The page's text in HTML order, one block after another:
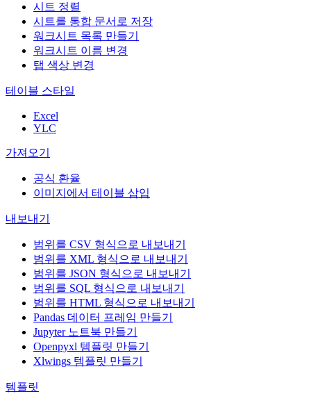
시트 정렬
시트를 통합 문서로 저장
워크시트 목록 만들기
워크시트 이름 변경
탭 색상 변경
테이블 스타일
Excel
YLC
가져오기
공식 환율
이미지에서 테이블 삽입
내보내기
범위를 CSV 형식으로 내보내기
범위를 XML 형식으로 내보내기
범위를 JSON 형식으로 내보내기
범위를 SQL 형식으로 내보내기
범위를 HTML 형식으로 내보내기
Pandas 데이터 프레임 만들기
Jupyter 노트북 만들기
Openpyxl 템플릿 만들기
Xlwings 템플릿 만들기
템플릿